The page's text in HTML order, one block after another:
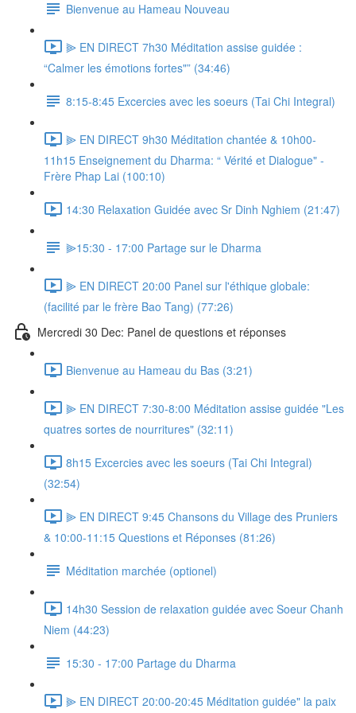
Bienvenue au Hameau Nouveau
⫸ EN DIRECT 7h30 Méditation assise guidée :
“Calmer les émotions fortes"” (34:46)
8:15-8:45 Excercies avec les soeurs (Tai Chi Integral)
⫸ EN DIRECT 9h30 Méditation chantée & 10h00-
11h15 Enseignement du Dharma: “ Vérité et Dialogue" -
Frère Phap Lai (100:10)
14:30 Relaxation Guidée avec Sr Dinh Nghiem (21:47)
⫸15:30 - 17:00 Partage sur le Dharma
⫸ EN DIRECT 20:00 Panel sur l'éthique globale:
(facilité par le frère Bao Tang) (77:26)
Mercredi 30 Dec: Panel de questions et réponses
Bienvenue au Hameau du Bas (3:21)
⫸ EN DIRECT 7:30-8:00 Méditation assise guidée "Les
quatres sortes de nourritures" (32:11)
8h15 Excercies avec les soeurs (Tai Chi Integral)
(32:54)
⫸ EN DIRECT 9:45 Chansons du Village des Pruniers
& 10:00-11:15 Questions et Réponses (81:26)
Méditation marchée (optionel)
14h30 Session de relaxation guidée avec Soeur Chanh
Niem (44:23)
15:30 - 17:00 Partage du Dharma
⫸ EN DIRECT 20:00-20:45 Méditation guidée" la paix